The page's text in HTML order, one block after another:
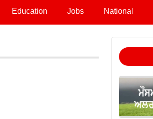
Education Jobs National